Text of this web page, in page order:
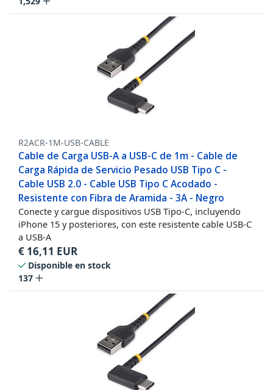
R2ACR-1M-USB-CABLE
Cable de Carga USB-A a USB-C de 1m - Cable de
Carga Rápida de Servicio Pesado USB Tipo C -
Cable USB 2.0 - Cable USB Tipo C Acodado -
Resistente con Fibra de Aramida - 3A - Negro
Conecte y cargue dispositivos USB Tipo-C, incluyendo
iPhone 15 y posteriores, con este resistente cable USB-C
a USB-A
€ 16,11 EUR
Disponible en stock
137